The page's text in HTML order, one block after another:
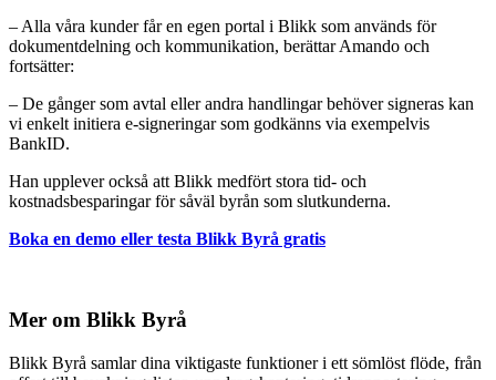
– Alla våra kunder får en egen portal i Blikk som används för
dokumentdelning och kommunikation, berättar Amando och
fortsätter:
– De gånger som avtal eller andra handlingar behöver signeras kan
vi enkelt initiera e-signeringar som godkänns via exempelvis
BankID.
Han upplever också att Blikk medfört stora tid- och
kostnadsbesparingar för såväl byrån som slutkunderna.
Boka en demo eller testa Blikk Byrå gratis
Mer om Blikk Byrå
Blikk Byrå samlar dina viktigaste funktioner i ett sömlöst flöde, från